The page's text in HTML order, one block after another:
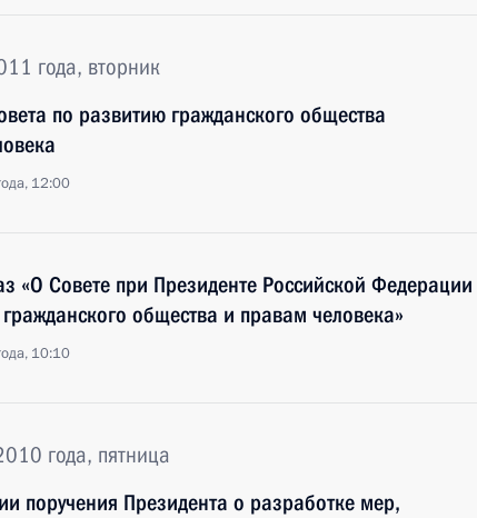
года, вторник
по развитию гражданского общества
12:00
«О Совете при Президенте Российской Федерации
общества и правам человека»
10:10
года, пятница
поручения Президента о разработке мер,